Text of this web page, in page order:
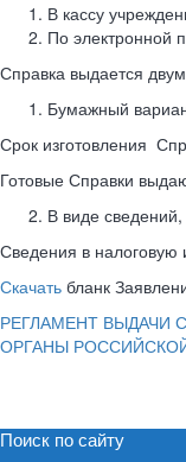
В кассу
По электронной
Справка выдается
Бумажный
Срок изготовления
Готовые Справки
В виде
Сведения в налоговую
Скачать бланк
РЕГЛАМЕНТ ВЫДАЧИ
ОРГАНЫ
Поиск по сайту